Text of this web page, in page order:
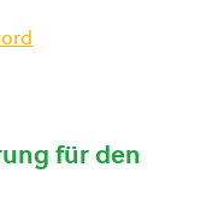
für den